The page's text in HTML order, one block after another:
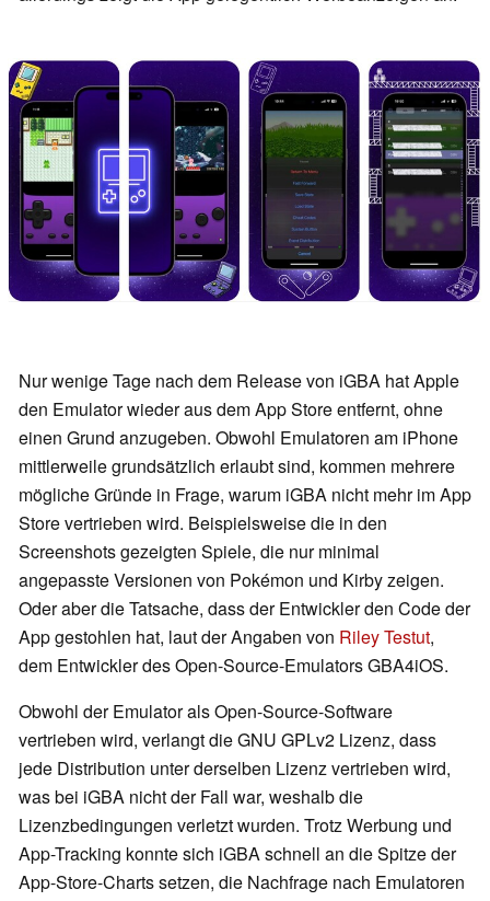
Nur wenige Tage nach dem Release von iGBA hat Apple
den Emulator wieder aus dem App Store entfernt, ohne
einen Grund anzugeben. Obwohl Emulatoren am iPhone
mittlerweile grundsätzlich erlaubt sind, kommen mehrere
mögliche Gründe in Frage, warum iGBA nicht mehr im App
Store vertrieben wird. Beispielsweise die in den
Screenshots gezeigten Spiele, die nur minimal
angepasste Versionen von Pokémon und Kirby zeigen.
Oder aber die Tatsache, dass der Entwickler den Code der
App gestohlen hat, laut der Angaben von Riley Testut,
dem Entwickler des Open-Source-Emulators GBA4iOS.
Obwohl der Emulator als Open-Source-Software
vertrieben wird, verlangt die GNU GPLv2 Lizenz, dass
jede Distribution unter derselben Lizenz vertrieben wird,
was bei iGBA nicht der Fall war, weshalb die
Lizenzbedingungen verletzt wurden. Trotz Werbung und
App-Tracking konnte sich iGBA schnell an die Spitze der
App-Store-Charts setzen, die Nachfrage nach Emulatoren